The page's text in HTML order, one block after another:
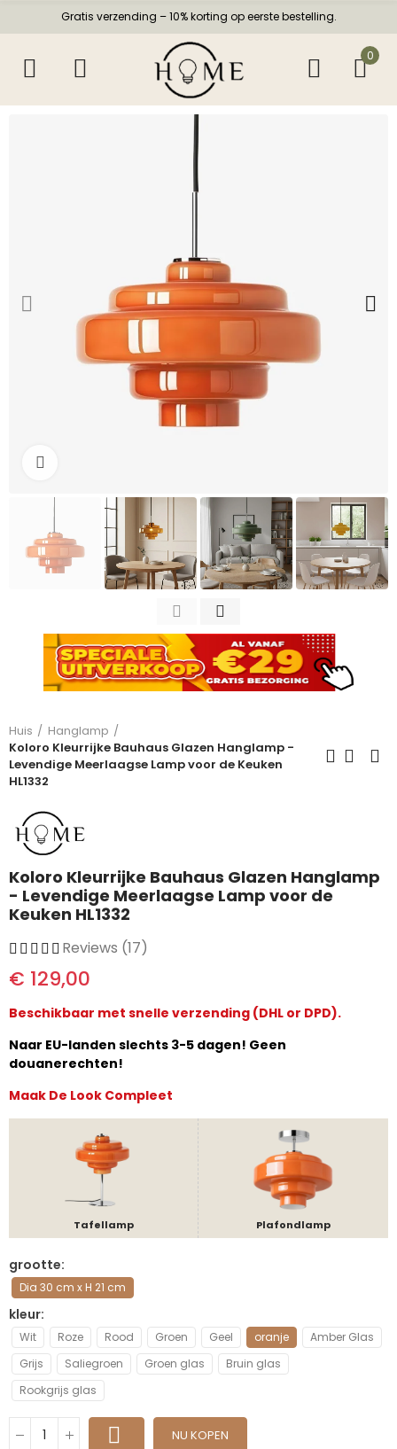
Gratis verzending – 10% korting op eerste bestelling.
0
Huis
Hanglamp
Koloro Kleurrijke Bauhaus Glazen Hanglamp -
Levendige Meerlaagse Lamp voor de Keuken
HL1332
Koloro Kleurrijke Bauhaus Glazen Hanglamp
- Levendige Meerlaagse Lamp voor de
Keuken HL1332
Reviews (17)
€ 129,00
Beschikbaar met snelle verzending (DHL or DPD).
Naar EU-landen slechts 3-5 dagen! Geen
douanerechten!
Maak De Look Compleet
Tafellamp Plafondlamp
grootte
Dia 30 cm x H 21 cm
kleur
Wit Roze Rood Groen Geel oranje
Amber Glas
Grijs
Saliegroen Groen glas
Bruin glas
Rookgrijs glas
NU KOPEN